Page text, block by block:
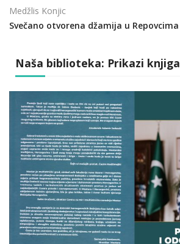
Medžlis Konjic
Svečano otvorena džamija u Repovcima
Naša biblioteka: Prikazi knjiga